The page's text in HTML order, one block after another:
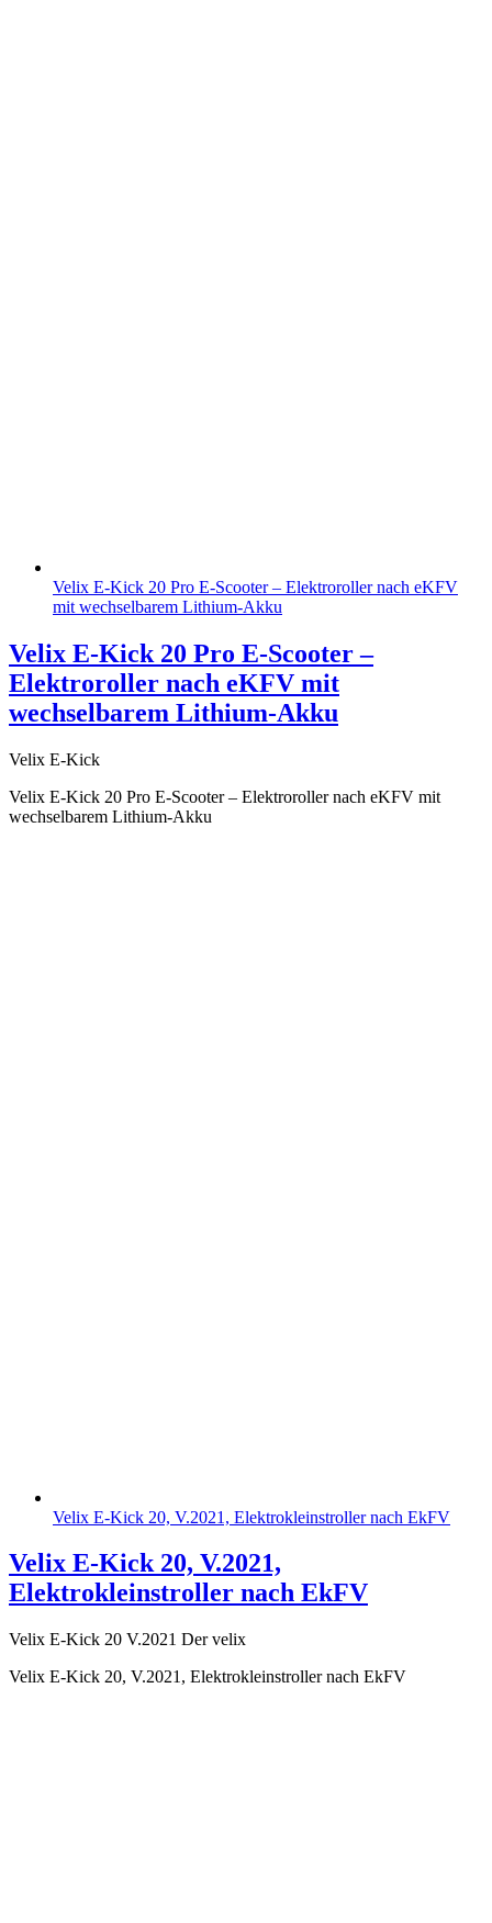
Velix E-Kick 20 Pro E-Scooter – Elektroroller nach eKFV
mit wechselbarem Lithium-Akku
Velix E-Kick 20 Pro E-Scooter –
Elektroroller nach eKFV mit
wechselbarem Lithium-Akku
Velix E-Kick
Velix E-Kick 20 Pro E-Scooter – Elektroroller nach eKFV mit
wechselbarem Lithium-Akku
Velix E-Kick 20, V.2021, Elektrokleinstroller nach EkFV
Velix E-Kick 20, V.2021,
Elektrokleinstroller nach EkFV
Velix E-Kick 20 V.2021 Der velix
Velix E-Kick 20, V.2021, Elektrokleinstroller nach EkFV